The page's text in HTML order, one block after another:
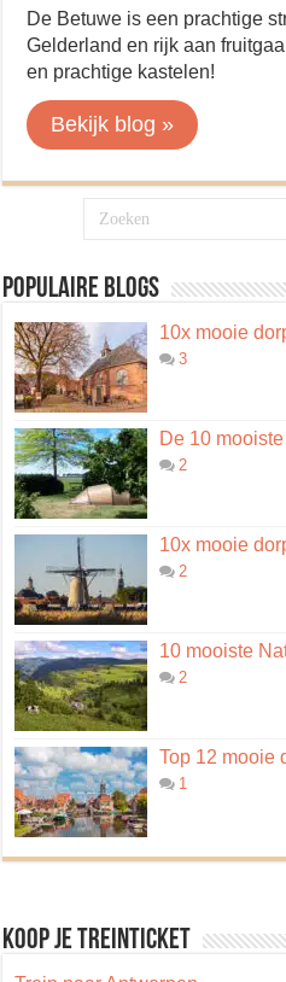
De Betuwe is een prachtige
Gelderland en rijk aan
en prachtige kastelen!
Bekijk blog »
Populaire blogs
10x mooie
3
De 10
2
10x mooie
2
10 mooiste
2
Top 12 mooie
1
Koop je treinticket